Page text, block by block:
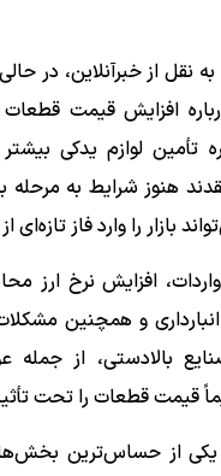
به نقل از خبرآنلاین، در
افزایش قیمت
تأمین لوازم یدکی
هنوز شرایط به مرحله
بازار را وارد فاز تازه‌ای
افزایش نرخ ارز
و همچنین
بالادستی، از جمله
قیمت قطعات را تحت
یکی از حساس‌ترین